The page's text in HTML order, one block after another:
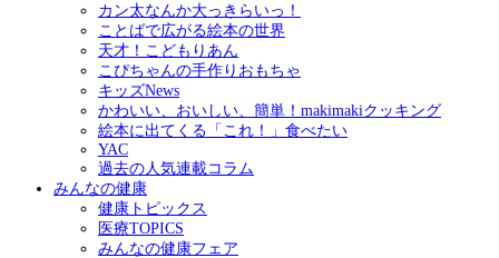
カン太なんか大っきらいっ！
ことばで広がる絵本の世界
天才！こどもりあん
こぴちゃんの手作りおもちゃ
キッズNews
かわいい、おいしい、簡単！makimakiクッキング
絵本に出てくる「これ！」食べたい
YAC
過去の人気連載コラム
みんなの健康
健康トピックス
医療TOPICS
みんなの健康フェア